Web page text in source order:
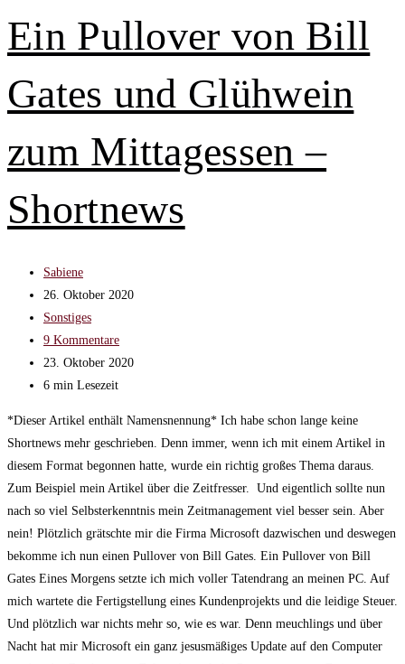
könnt
Coole
Blogbeiträge
Ein Pullover von Bill
Gates und Glühwein
zum Mittagessen –
Shortnews
Beitrags-
Autor:
Sabiene
Beitrag
veröffentlicht:
26. Oktober 2020
Beitrags-
Kategorie:
Sonstiges
Beitrags-
Kommentare:
9 Kommentare
Beitrag
zuletzt
am:
23. Oktober 2020
Lesedauer:
6 min Lesezeit
*Dieser Artikel enthält Namensnennung* Ich habe schon lange keine
Shortnews mehr geschrieben. Denn immer, wenn ich mit einem Artikel in
diesem Format begonnen hatte, wurde ein richtig großes Thema daraus.
Zum Beispiel mein Artikel über die Zeitfresser. Und eigentlich sollte nun
nach so viel Selbsterkenntnis mein Zeitmanagement viel besser sein. Aber
nein! Plötzlich grätschte mir die Firma Microsoft dazwischen und deswegen
bekomme ich nun einen Pullover von Bill Gates. Ein Pullover von Bill
Gates Eines Morgens setzte ich mich voller Tatendrang an meinen PC. Auf
mich wartete die Fertigstellung eines Kundenprojekts und die leidige Steuer.
Und plötzlich war nichts mehr so, wie es war. Denn meuchlings und über
Nacht hat mir Microsoft ein ganz jesusmäßiges Update auf den Computer